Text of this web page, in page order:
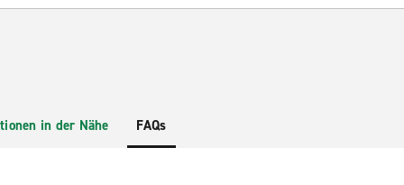
in der Nähe FAQs